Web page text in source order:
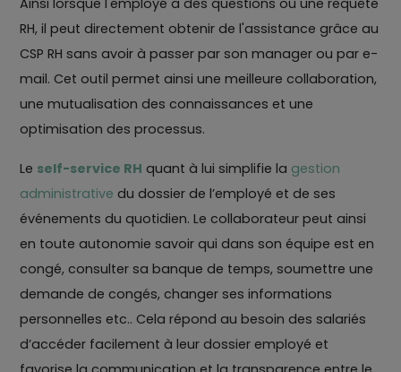
RH, il peut directement obtenir de l'assistance grâce au
CSP RH sans avoir à passer par son manager ou par e-
mail. Cet outil permet ainsi une meilleure collaboration,
une mutualisation des connaissances et une
optimisation des processus.
Le self-service RH quant à lui simplifie la gestion
administrative du dossier de l’employé et de ses
événements du quotidien. Le collaborateur peut ainsi
en toute autonomie savoir qui dans son équipe est en
congé, consulter sa banque de temps, soumettre une
demande de congés, changer ses informations
personnelles etc.. Cela répond au besoin des salariés
d’accéder facilement à leur dossier employé et